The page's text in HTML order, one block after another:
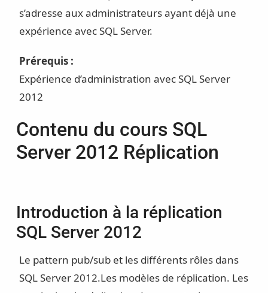
s’adresse aux administrateurs ayant déjà une
expérience avec SQL Server.
Prérequis :
Expérience d’administration avec SQL Server
2012
Contenu du cours SQL
Server 2012 Réplication
Introduction à la réplication
SQL Server 2012
Le pattern pub/sub et les différents rôles dans
SQL Server 2012.Les modèles de réplication. Les